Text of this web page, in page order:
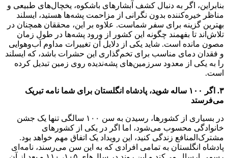
بنابراین، اگر به دنبال کشف آبشارهای باشکوه، یخچال‌های طبیعی و
مناظر خیره‌کننده بدون نگرانی از مزاحمت پشه‌ها هستید، ایسلند
بهترین گزینه برای سفر شماست. علاوه بر این، محققان همچنان در
تلاش‌اند تا بفهمند چگونه این کشور از ورود پشه‌ها در طول زمان
مصون مانده است. شاید یکی از دلایل آن تغییرات مداوم آب‌وهوایی
و فقدان دمای مناسب برای تخم‌گذاری این حشرات باشد، که ایسلند
را به یکی از معدود سرزمین‌های پشه‌ندیده روی زمین تبدیل کرده
است.
۳. اگر ۱۰۰ ساله شوید، پادشاه انگلستان برای شما نامه تبریک
می‌فرستد
در بسیاری از کشورها، رسیدن به سن ۱۰۰ سالگی تنها یک جشن
خانوادگی محسوب می‌شود، اما اگر در یکی از کشورهای
مشترک‌المنافع زندگی کنید، این رویداد یک اتفاق مهم خواهد بود.
پادشاه انگلستان به تمامی افرادی که به این سن می‌رسند، نامه‌ای